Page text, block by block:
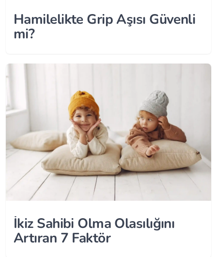
Hamilelikte Grip Aşısı Güvenli
mi?
İkiz Sahibi Olma Olasılığını
Artıran 7 Faktör